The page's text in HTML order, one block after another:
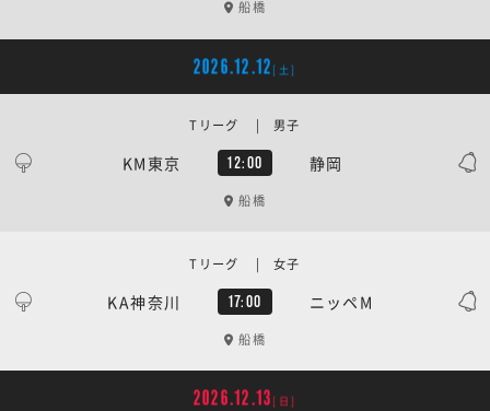
船橋
2026.12.12 [土]
KM東京 12:00 静岡
Tリーグ | 男子
船橋
KA神奈川 17:00 ニッペM
Tリーグ | 女子
船橋
2026.12.13 [日]